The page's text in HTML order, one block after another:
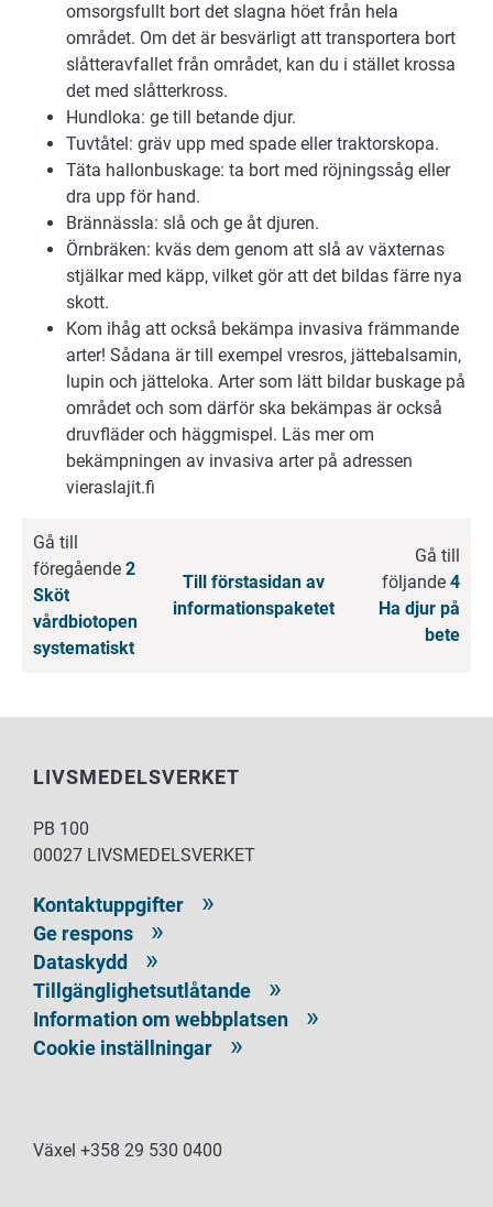
omsorgsfullt bort det slagna höet från hela
området. Om det är besvärligt att transportera bort
slåtteravfallet från området, kan du i stället krossa
det med slåtterkross.
Hundloka: ge till betande djur.
Tuvtåtel: gräv upp med spade eller traktorskopa.
Täta hallonbuskage: ta bort med röjningssåg eller
dra upp för hand.
Brännässla: slå och ge åt djuren.
Örnbräken: kväs dem genom att slå av växternas
stjälkar med käpp, vilket gör att det bildas färre nya
skott.
Kom ihåg att också bekämpa invasiva främmande
arter! Sådana är till exempel vresros, jättebalsamin,
lupin och jätteloka. Arter som lätt bildar buskage på
området och som därför ska bekämpas är också
druvfläder och häggmispel. Läs mer om
bekämpningen av invasiva arter på adressen
vieraslajit.fi
Gå till
föregående 2
Sköt
vårdbiotopen
systematiskt
Till förstasidan av
informationspaketet
Gå till
följande 4
Ha djur på
bete
LIVSMEDELSVERKET
PB 100
00027 LIVSMEDELSVERKET
Kontaktuppgifter
Ge respons
Dataskydd
Tillgänglighetsutlåtande
Information om webbplatsen
Cookie inställningar
Växel +358 29 530 0400